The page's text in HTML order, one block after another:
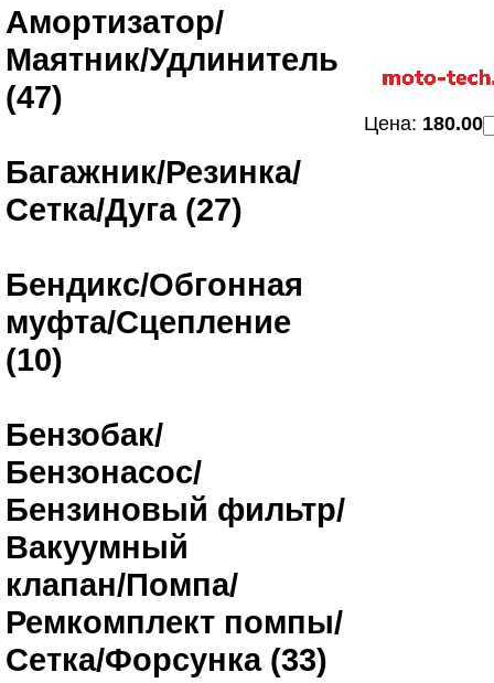
Амортизатор/
Маятник/Удлинитель
(47)
Багажник/Резинка/
Сетка/Дуга (27)
Бендикс/Обгонная
муфта/Сцепление
(10)
Бензобак/
Бензонасос/
Бензиновый фильтр/
Вакуумный
клапан/Помпа/
Ремкомплект помпы/
Сетка/Форсунка (33)
Цена: 180.00